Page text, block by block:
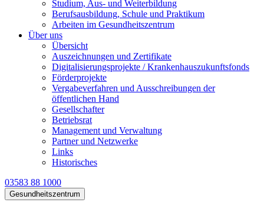
Studium, Aus- und Weiterbildung
Berufsausbildung, Schule und Praktikum
Arbeiten im Gesundheitszentrum
Über uns
Übersicht
Auszeichnungen und Zertifikate
Digitalisierungsprojekte / Krankenhauszukunftsfonds
Förderprojekte
Vergabeverfahren und Ausschreibungen der
öffentlichen Hand
Gesellschafter
Betriebsrat
Management und Verwaltung
Partner und Netzwerke
Links
Historisches
03583 88 1000
Gesundheitszentrum